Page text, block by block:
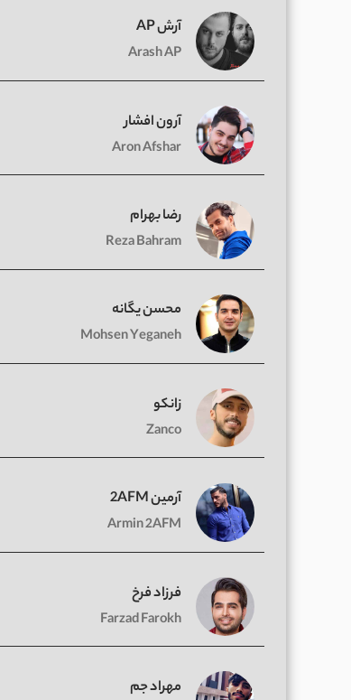
آرش AP
Arash AP
آرون افشار
Aron Afshar
رضا بهرام
Reza Bahram
محسن یگانه
Mohsen Yeganeh
زانکو
Zanco
آرمین 2AFM
Armin 2AFM
فرزاد فرخ
Farzad Farokh
مهراد جم